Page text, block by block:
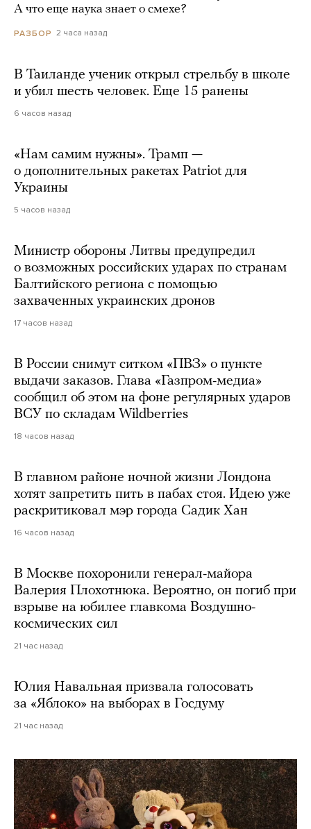
А что еще наука знает о смехе?
РАЗБОР 2 часа назад
В Таиланде ученик открыл стрельбу в школе
и убил шесть человек. Еще 15 ранены
6 часов назад
«Нам самим нужны». Трамп —
о дополнительных ракетах Patriot для
Украины
5 часов назад
Министр обороны Литвы предупредил
о возможных российских ударах по странам
Балтийского региона с помощью
захваченных украинских дронов
17 часов назад
В России снимут ситком «ПВЗ» о пункте
выдачи заказов. Глава «Газпром-медиа»
сообщил об этом на фоне регулярных ударов
ВСУ по складам Wildberries
18 часов назад
В главном районе ночной жизни Лондона
хотят запретить пить в пабах стоя. Идею уже
раскритиковал мэр города Садик Хан
16 часов назад
В Москве похоронили генерал-майора
Валерия Плохотнюка. Вероятно, он погиб при
взрыве на юбилее главкома Воздушно-
космических сил
21 час назад
Юлия Навальная призвала голосовать
за «Яблоко» на выборах в Госдуму
21 час назад